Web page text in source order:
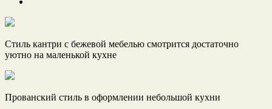
Стиль кантри с бежевой мебелью смотрится достаточно
уютно на маленькой кухне
Прованский стиль в оформлении небольшой кухни